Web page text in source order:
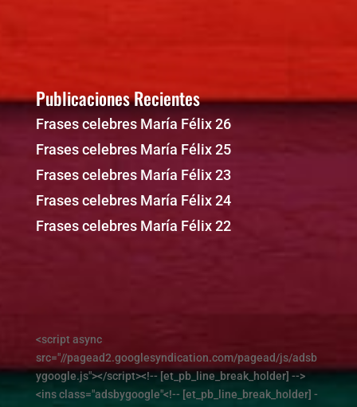
Publicaciones Recientes
Frases celebres María Félix 26
Frases celebres María Félix 25
Frases celebres María Félix 23
Frases celebres María Félix 24
Frases celebres María Félix 22
<script async
src="//pagead2.googlesyndication.com/pagead/js/adsb
ygoogle.js"></script><!-- [et_pb_line_break_holder] -->
<ins class="adsbygoogle"<!-- [et_pb_line_break_holder] -